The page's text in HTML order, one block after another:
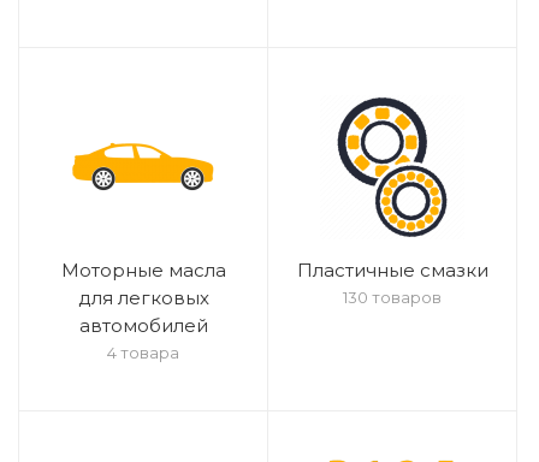
Моторные масла
для легковых
автомобилей
4 товара
Пластичные смазки
130 товаров